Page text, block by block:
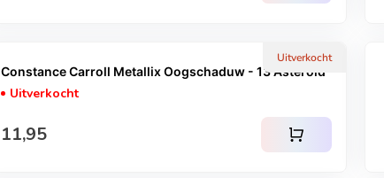
Uitverkocht
Constance Carroll Metallix Oogschaduw - 13 Asteroid
Uitverkocht
Normale prijs
11,95 shopping_cart